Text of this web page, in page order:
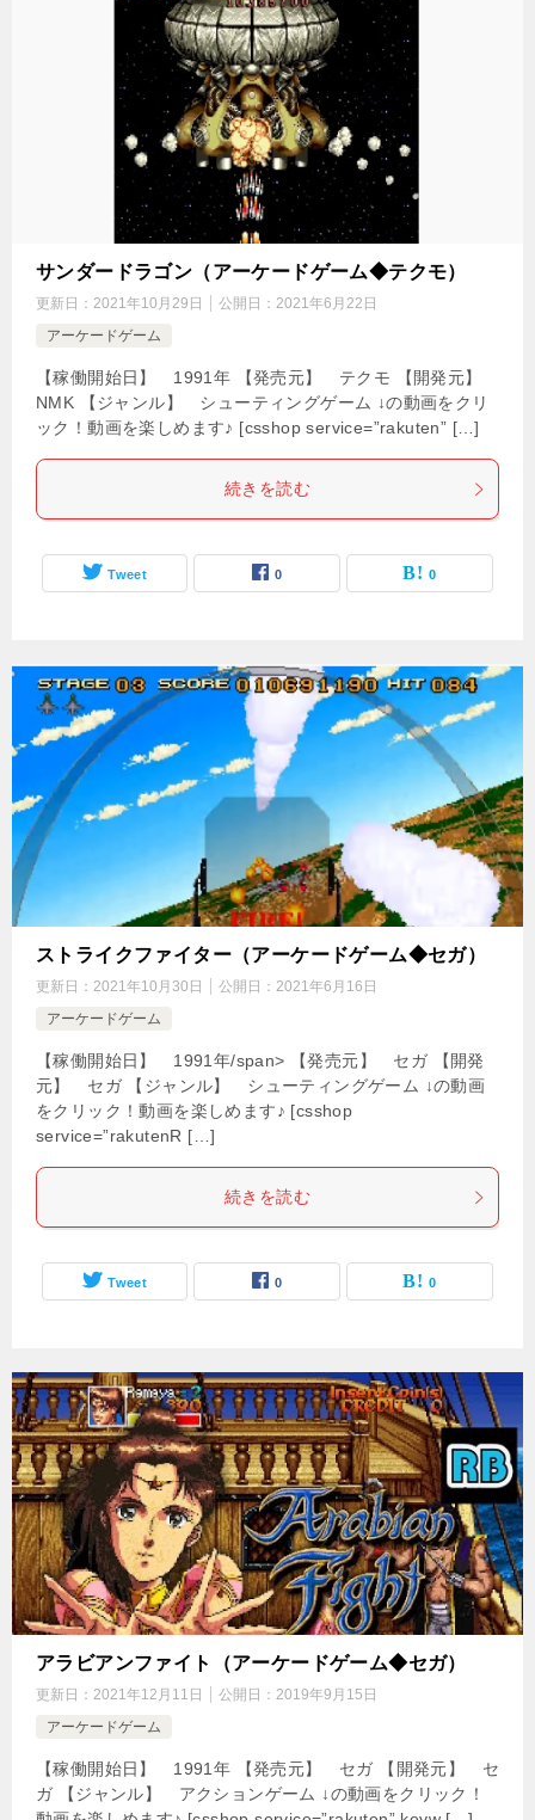
サンダードラゴン（アーケードゲーム◆テクモ）
更新日： 2021年10月29日 公開日： 2021年6月22日
アーケードゲーム
【稼働開始日】 1991年 【発売元】 テクモ 【開発元】
NMK 【ジャンル】 シューティングゲーム ↓の動画をクリ
ック！動画を楽しめます♪ [csshop service=”rakuten” […]
続きを読む
Tweet 0 0
ストライクファイター（アーケードゲーム◆セガ）
更新日： 2021年10月30日 公開日： 2021年6月16日
アーケードゲーム
【稼働開始日】 1991年/span> 【発売元】 セガ 【開発
元】 セガ 【ジャンル】 シューティングゲーム ↓の動画
をクリック！動画を楽しめます♪ [csshop
service=”rakutenR […]
続きを読む
Tweet 0 0
アラビアンファイト（アーケードゲーム◆セガ）
更新日： 2021年12月11日 公開日： 2019年9月15日
アーケードゲーム
【稼働開始日】 1991年 【発売元】 セガ 【開発元】 セ
ガ 【ジャンル】 アクションゲーム ↓の動画をクリック！